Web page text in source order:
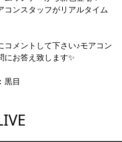
コンスタッフがリアルタイム
コメントして下さい♪モアコン
にお答え致します✨
目